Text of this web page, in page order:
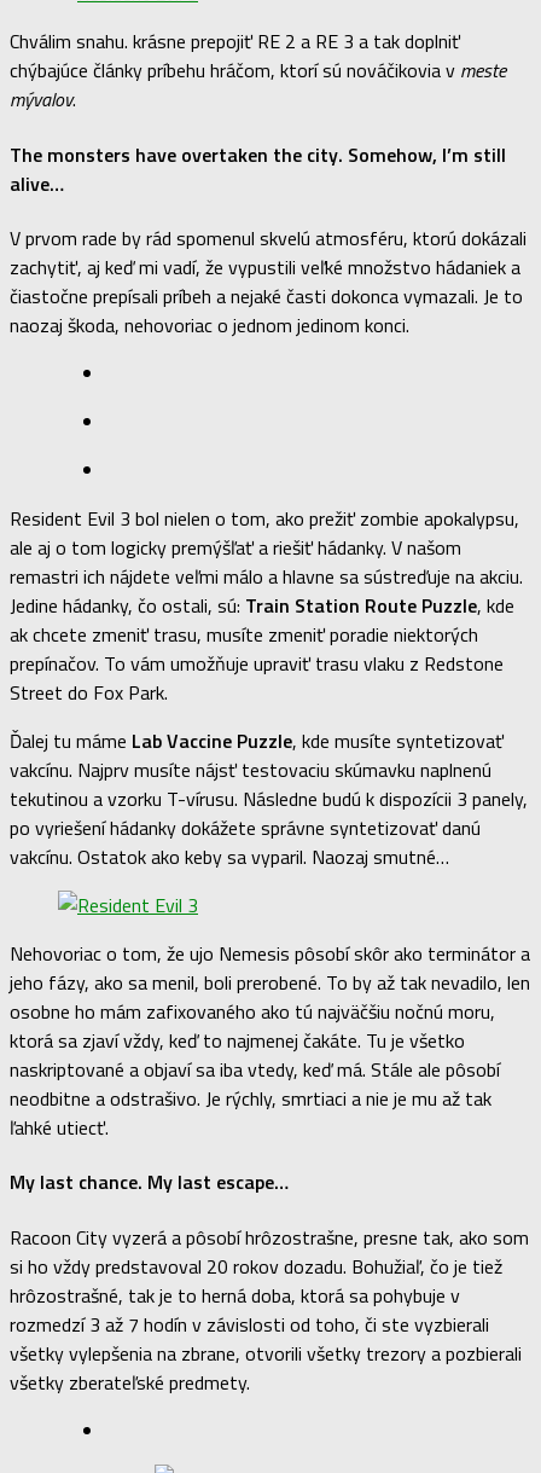
Chválim snahu. krásne prepojiť RE 2 a RE 3 a tak doplniť
chýbajúce články príbehu hráčom, ktorí sú nováčikovia v meste
mývalov.
The monsters have overtaken the city. Somehow, I’m still
alive…
V prvom rade by rád spomenul skvelú atmosféru, ktorú dokázali
zachytiť, aj keď mi vadí, že vypustili veľké množstvo hádaniek a
čiastočne prepísali príbeh a nejaké časti dokonca vymazali. Je to
naozaj škoda, nehovoriac o jednom jedinom konci.
Resident Evil 3 bol nielen o tom, ako prežiť zombie apokalypsu,
ale aj o tom logicky premýšľať a riešiť hádanky. V našom
remastri ich nájdete veľmi málo a hlavne sa sústreďuje na akciu.
Jedine hádanky, čo ostali, sú: Train Station Route Puzzle, kde
ak chcete zmeniť trasu, musíte zmeniť poradie niektorých
prepínačov. To vám umožňuje upraviť trasu vlaku z Redstone
Street do Fox Park.
Ďalej tu máme Lab Vaccine Puzzle, kde musíte syntetizovať
vakcínu. Najprv musíte nájsť testovaciu skúmavku naplnenú
tekutinou a vzorku T-vírusu. Následne budú k dispozícii 3 panely,
po vyriešení hádanky dokážete správne syntetizovať danú
vakcínu. Ostatok ako keby sa vyparil. Naozaj smutné…
Nehovoriac o tom, že ujo Nemesis pôsobí skôr ako terminátor a
jeho fázy, ako sa menil, boli prerobené. To by až tak nevadilo, len
osobne ho mám zafixovaného ako tú najväčšiu nočnú moru,
ktorá sa zjaví vždy, keď to najmenej čakáte. Tu je všetko
naskriptované a objaví sa iba vtedy, keď má. Stále ale pôsobí
neodbitne a odstrašivo. Je rýchly, smrtiaci a nie je mu až tak
ľahké utiecť.
My last chance. My last escape…
Racoon City vyzerá a pôsobí hrôzostrašne, presne tak, ako som
si ho vždy predstavoval 20 rokov dozadu. Bohužiaľ, čo je tiež
hrôzostrašné, tak je to herná doba, ktorá sa pohybuje v
rozmedzí 3 až 7 hodín v závislosti od toho, či ste vyzbierali
všetky vylepšenia na zbrane, otvorili všetky trezory a pozbierali
všetky zberateľské predmety.